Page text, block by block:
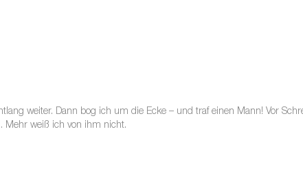
weiter. Dann bog ich um die Ecke – und traf einen Mann! Vor
Mehr weiß ich von ihm nicht.